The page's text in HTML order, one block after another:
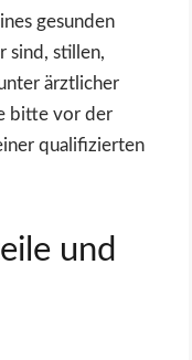
gesunden
sind, stillen,
ärztlicher
bitte vor der
qualifizierten
und